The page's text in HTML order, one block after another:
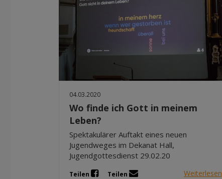
04.03.2020
Wo finde ich Gott in meinem
Leben?
Spektakulärer Auftakt eines neuen
Jugendweges im Dekanat Hall,
Jugendgottesdienst 29.02.20
Teilen Teilen Weiterlesen